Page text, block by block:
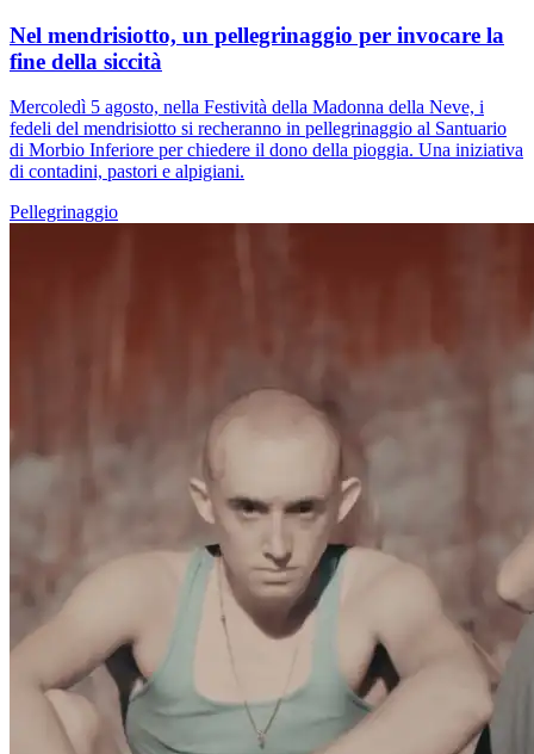
Nel mendrisiotto, un pellegrinaggio per invocare la
fine della siccità
Mercoledì 5 agosto, nella Festività della Madonna della Neve, i
fedeli del mendrisiotto si recheranno in pellegrinaggio al Santuario
di Morbio Inferiore per chiedere il dono della pioggia. Una iniziativa
di contadini, pastori e alpigiani.
Pellegrinaggio